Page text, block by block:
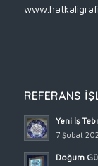
REFERANS
Yeni İş
7 Şubat
Doğum